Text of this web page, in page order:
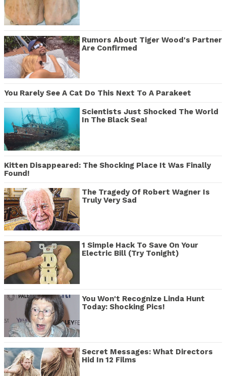
Rumors About Tiger Wood's Partner
Are Confirmed
You Rarely See A Cat Do This Next To A Parakeet
Scientists Just Shocked The World
In The Black Sea!
Kitten Disappeared: The Shocking Place It Was Finally
Found!
The Tragedy Of Robert Wagner Is
Truly Very Sad
1 Simple Hack To Save On Your
Electric Bill (Try Tonight)
You Won't Recognize Linda Hunt
Today: Shocking Pics!
Secret Messages: What Directors
Hid In 12 Films